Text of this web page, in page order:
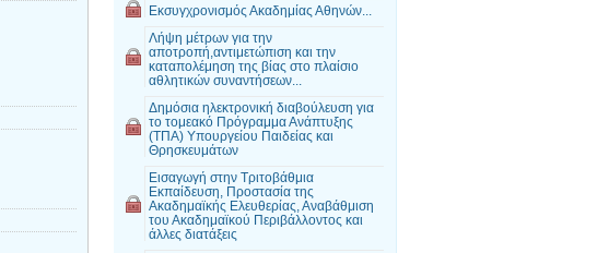
Εκσυγχρονισμός Ακαδημίας Αθηνών...
Λήψη μέτρων για την
αποτροπή,αντιμετώπιση και την
καταπολέμηση της βίας στο πλαίσιο
αθλητικών συναντήσεων...
Δημόσια ηλεκτρονική διαβούλευση για
το τομεακό Πρόγραμμα Ανάπτυξης
(ΤΠΑ) Υπουργείου Παιδείας και
Θρησκευμάτων
Εισαγωγή στην Τριτοβάθμια
Εκπαίδευση, Προστασία της
Ακαδημαϊκής Ελευθερίας, Αναβάθμιση
του Ακαδημαϊκού Περιβάλλοντος και
άλλες διατάξεις